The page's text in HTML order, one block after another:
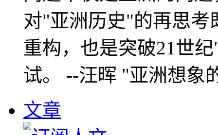
对"亚洲历史"的再思考
重构，也是突破21世
试。 --汪晖 "亚洲想象
文章